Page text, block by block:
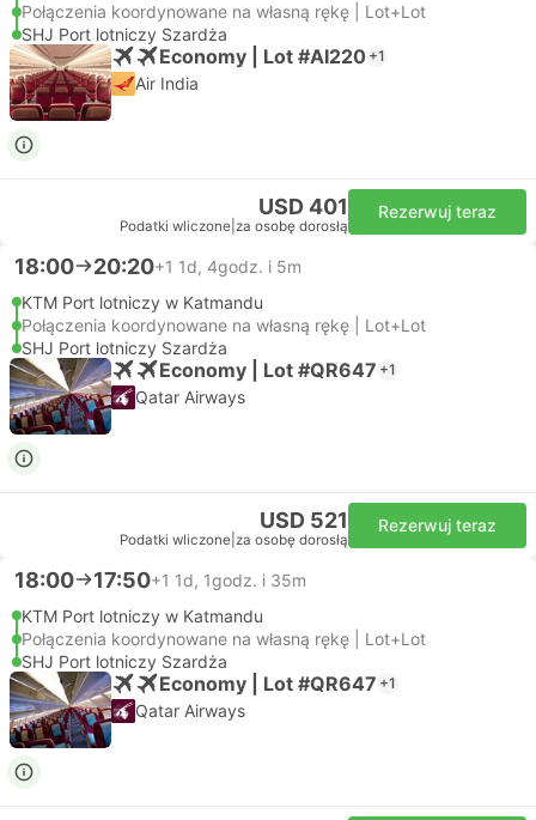
Połączenia koordynowane na własną rękę | Lot+Lot
SHJ Port lotniczy Szardża
Economy | Lot #AI220 +1
Air India
USD 401
Podatki wliczone za osobę dorosłą
Rezerwuj teraz
18:00 20:20+1 1d, 4godz. i 5m
KTM Port lotniczy w Katmandu
Połączenia koordynowane na własną rękę | Lot+Lot
SHJ Port lotniczy Szardża
Economy | Lot #QR647 +1
Qatar Airways
USD 521
Podatki wliczone za osobę dorosłą
Rezerwuj teraz
18:00 17:50+1 1d, 1godz. i 35m
KTM Port lotniczy w Katmandu
Połączenia koordynowane na własną rękę | Lot+Lot
SHJ Port lotniczy Szardża
Economy | Lot #QR647 +1
Qatar Airways